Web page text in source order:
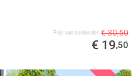
Prijs van aanbieder € 30,50
€ 19,50